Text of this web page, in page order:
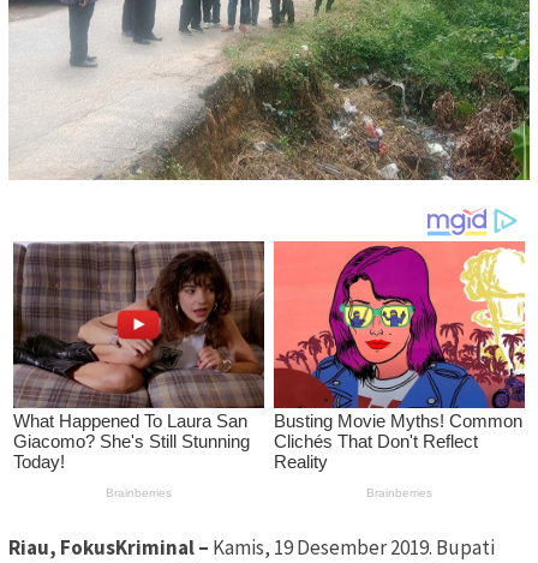
Riau, FokusKriminal – Kamis, 19 Desember 2019. Bupati